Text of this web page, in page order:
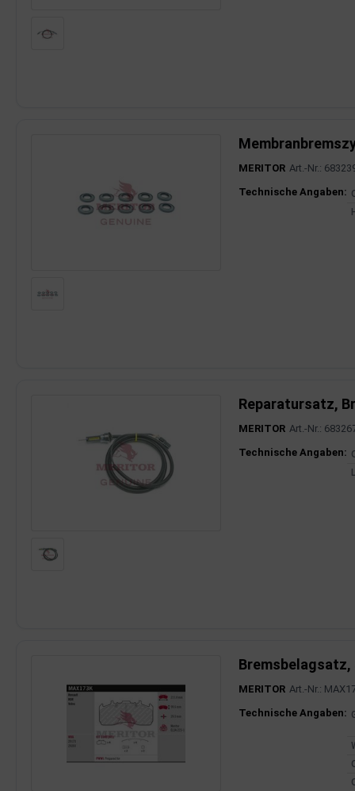
MERITOR Art.-Nr.:
Technische Angaben:
Reparatursatz,
MERITOR Art.-Nr.:
Technische Angaben:
Bremsbelagsatz,
MERITOR Art.-Nr.:
Technische Angaben: